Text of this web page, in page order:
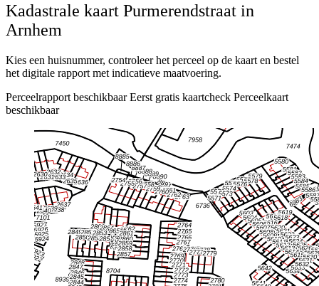
Kadastrale kaart Purmerendstraat in
Arnhem
Kies een huisnummer, controleer het perceel op de kaart en bestel
het digitale rapport met indicatieve maatvoering.
Perceelrapport beschikbaar Eerst gratis kaartcheck Perceelkaart
beschikbaar